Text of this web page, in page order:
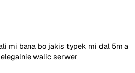
mi bana bo jakis typek mi dal 5m a
walic serwer